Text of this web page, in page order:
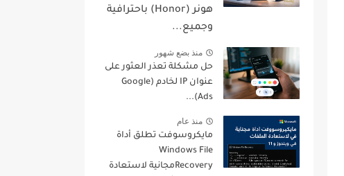
هونر (Honor) باحترافية
وجميع...
منذ بضع شهور
حل مشكلة تعذر العثور على
عنوان IP لخادم (Google
Ads)...
منذ عام
مايكروسوفت تطلق أداة
Windows File
Recoveryمجانية لاستعادة